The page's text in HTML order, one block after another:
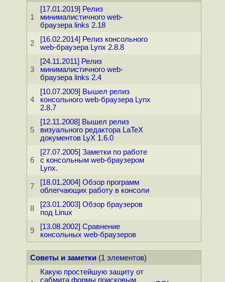
1
[17.01.2019] Релиз
минималистичного web-
браузера links 2.18
2
[16.02.2014] Релиз консольного
web-браузера Lynx 2.8.8
3
[24.11.2011] Релиз
минималистичного web-
браузера links 2.4
4
[10.07.2009] Вышел релиз
консольного web-браузера Lynx
2.8.7
5
[12.11.2008] Вышел релиз
визуального редактора LaTeX
документов LyX 1.6.0
6
[27.07.2005] Заметки по работе
с консольным web-браузером
Lynx.
7
[18.01.2004] Обзор программ
облегчающих работу в консоли
8
[23.01.2003] Обзор браузеров
под Linux
9
[13.08.2002] Сравнение
консольных web-браузеров
Советы и заметки(1 элементов)
Какую простейшую защиту от
сабмита формы поисковым